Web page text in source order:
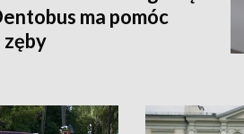
ma pomóc
zęby